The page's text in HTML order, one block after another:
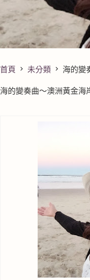
首頁 未分類 海的變
海的變奏曲～澳洲黃金海